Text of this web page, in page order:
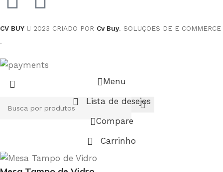
CV BUY 2023 CRIADO POR Cv Buy. SOLUÇOES DE E-COMMERCE
.
Menu
Lista de desejos
Compare
Carrinho